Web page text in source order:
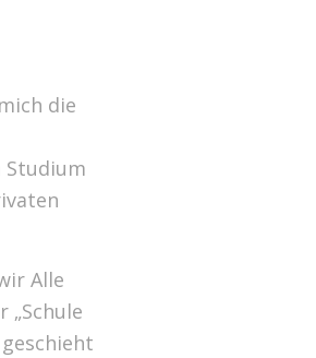
die
Studium
Alle
„Schule